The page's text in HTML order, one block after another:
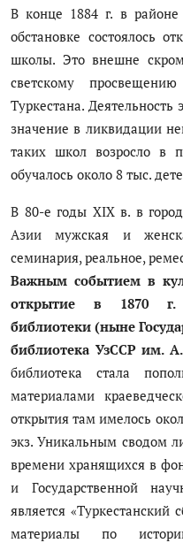
В конце 1884 г. в
обстановке состоялось
школы. Это внешне
светскому
Туркестана.
значение в ликвидации
таких школ возросло в
обучалось около 8 тыс.
В 80-е годы XIX в. в
Азии мужская и
семинария, реальное,
Важным событием в
открытие в 1870 г.
библиотеки (ныне
библиотека УзССР им.
библиотека стала
материалами
открытия там имелось
экз. Уникальным сводом
времени хранящихся в
и Государственной
является «Туркестанский
материалы по